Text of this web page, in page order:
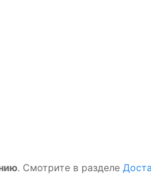
. Смотрите в разделе